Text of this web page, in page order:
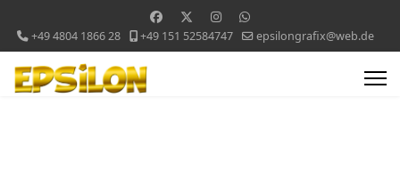
+49 4804 1866 28 +49 151 52584747 epsilongrafix@web.de